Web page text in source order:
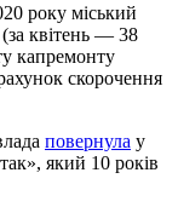
року міський
квітень — 38
капремонту
скорочення
повернула у
який 10 років